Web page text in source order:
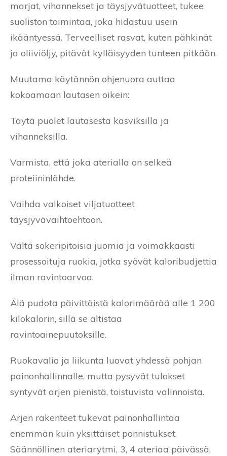
marjat, vihannekset ja täysjyvätuotteet, tukee
suoliston toimintaa, joka hidastuu usein
ikääntyessä. Terveelliset rasvat, kuten pähkinät
ja oliiviöljy, pitävät kylläisyyden tunteen pitkään.
Muutama käytännön ohjenuora auttaa
kokoamaan lautasen oikein:
Täytä puolet lautasesta kasviksilla ja
vihanneksilla.
Varmista, että joka aterialla on selkeä
proteiininlähde.
Vaihda valkoiset viljatuotteet
täysjyvävaihtoehtoon.
Vältä sokeripitoisia juomia ja voimakkaasti
prosessoituja ruokia, jotka syövät kaloribudjettia
ilman ravintoarvoa.
Älä pudota päivittäistä kalorimäärää alle 1 200
kilokalorin, sillä se altistaa
ravintoainepuutoksille.
Ruokavalio ja liikunta luovat yhdessä pohjan
painonhallinnalle, mutta pysyvät tulokset
syntyvät arjen pienistä, toistuvista valinnoista.
Arjen rakenteet tukevat painonhallintaa
enemmän kuin yksittäiset ponnistukset.
Säännöllinen ateriarytmi, 3, 4 ateriaa päivässä,